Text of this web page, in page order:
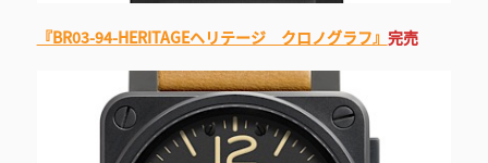
『BR03-94-HERITAGEヘリテージ クロノグラフ』 完売